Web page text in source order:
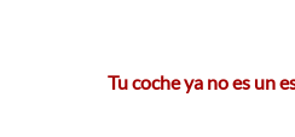
Tu coche ya no es un